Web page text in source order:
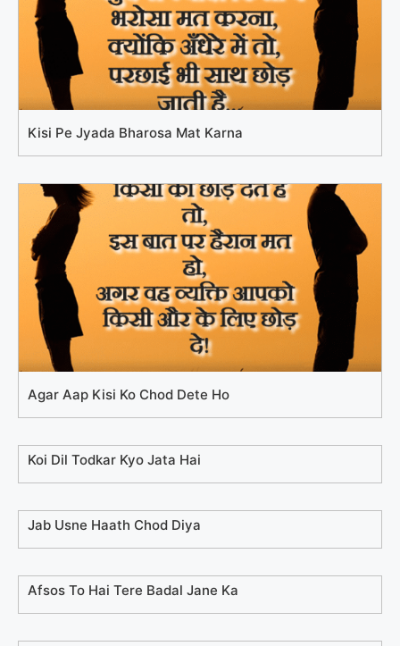
Kisi Pe Jyada Bharosa Mat Karna
Agar Aap Kisi Ko Chod Dete Ho
Koi Dil Todkar Kyo Jata Hai
Jab Usne Haath Chod Diya
Afsos To Hai Tere Badal Jane Ka